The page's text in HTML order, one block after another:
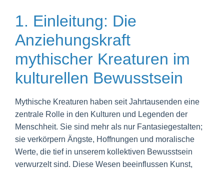
1. Einleitung: Die
Anziehungskraft
mythischer Kreaturen im
kulturellen Bewusstsein
Mythische Kreaturen haben seit Jahrtausenden eine
zentrale Rolle in den Kulturen und Legenden der
Menschheit. Sie sind mehr als nur Fantasiegestalten;
sie verkörpern Ängste, Hoffnungen und moralische
Werte, die tief in unserem kollektiven Bewusstsein
verwurzelt sind. Diese Wesen beeinflussen Kunst,